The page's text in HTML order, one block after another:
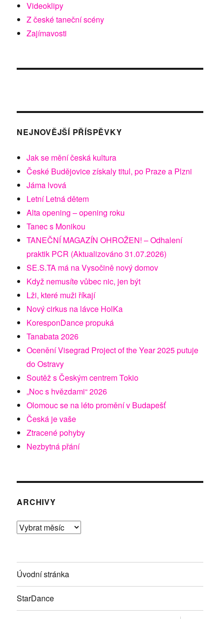
Videoklipy
Z české taneční scény
Zajímavosti
NEJNOVĚJŠÍ PŘÍSPĚVKY
Jak se mění česká kultura
České Budějovice získaly titul, po Praze a Plzni
Jáma lvová
Letní Letná dětem
Alta opening – opening roku
Tanec s Monikou
TANEČNÍ MAGAZÍN OHROŽEN! – Odhalení
praktik PCR (Aktualizováno 31.07.2026)
SE.S.TA má na Vysočině nový domov
Když nemusíte vůbec nic, jen být
Lži, které muži říkají
Nový cirkus na lávce HolKa
KoresponDance propuká
Tanabata 2026
Ocenění Visegrad Project of the Year 2025 putuje
do Ostravy
Soutěž s Českým centrem Tokio
„Noc s hvězdami“ 2026
Olomouc se na léto promění v Budapešť
Česká je vaše
Ztracené pohyby
Nezbytná přání
ARCHIVY
Archivy
Úvodní stránka
StarDance